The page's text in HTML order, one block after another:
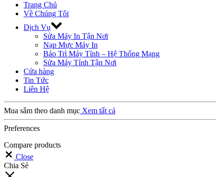
Trang Chủ
Về Chúng Tôi
Dịch Vụ
Sửa Máy In Tận Nơi
Nạp Mực Máy In
Bảo Trì Máy Tính – Hệ Thống Mạng
Sửa Máy Tính Tận Nơi
Cửa hàng
Tin Tức
Liên Hệ
Mua sắm theo danh mục Xem tất cả
Preferences
Compare products
Close
Chia Sẻ